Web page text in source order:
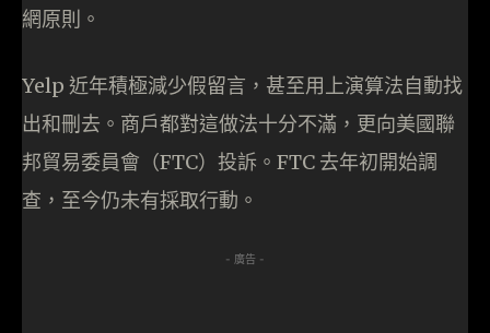
網原則。
Yelp 近年積極減少假留言，甚至用上演算法自動找
出和刪去。商戶都對這做法十分不滿，更向美國聯
邦貿易委員會（FTC）投訴。FTC 去年初開始調
查，至今仍未有採取行動。
- 廣告 -